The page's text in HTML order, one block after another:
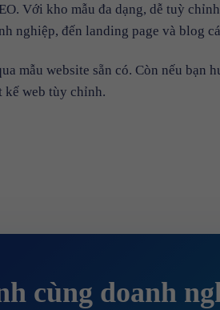
Với kho mẫu đa dạng, dễ tuỳ
nghiệp, đến landing page và blog
mẫu website sẵn có. Còn nếu bạn
web tùy chỉnh.
cùng doanh